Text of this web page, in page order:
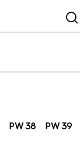
PW 38 PW 39